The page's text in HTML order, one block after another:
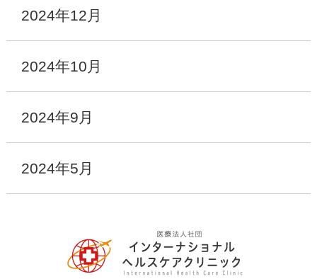
2024年12月
2024年10月
2024年9月
2024年5月